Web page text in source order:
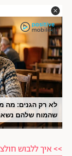
לא רק הגנים: מה
שהמוח שלהם נשאר
>> איך ללבוש